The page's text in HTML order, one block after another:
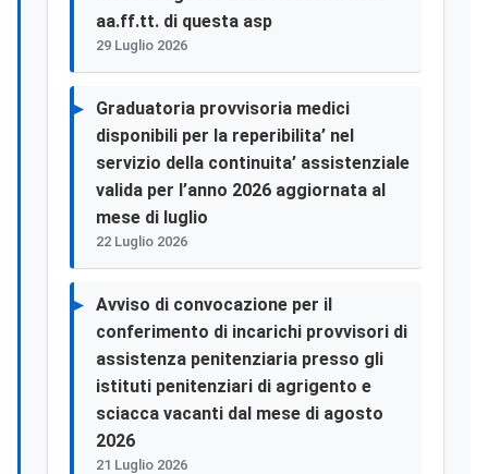
aa.ff.tt. di questa asp
29 Luglio 2026
Graduatoria provvisoria medici
disponibili per la reperibilita’ nel
servizio della continuita’ assistenziale
valida per l’anno 2026 aggiornata al
mese di luglio
22 Luglio 2026
Avviso di convocazione per il
conferimento di incarichi provvisori di
assistenza penitenziaria presso gli
istituti penitenziari di agrigento e
sciacca vacanti dal mese di agosto
2026
21 Luglio 2026